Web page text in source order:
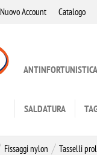
Nuovo Account Catalogo
ANTINFORTUNISTICA
SALDATURA
Fissaggi nylon Tasselli